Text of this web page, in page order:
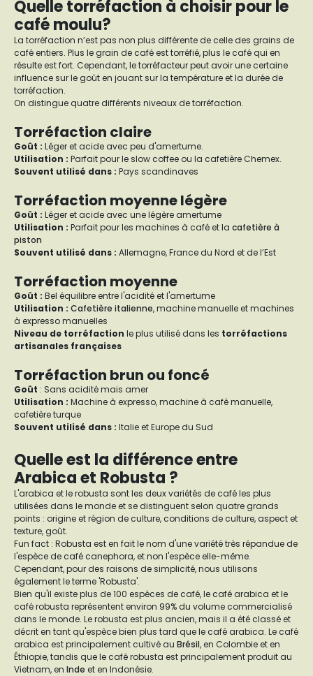
Quelle torréfaction à choisir pour le
café moulu?
La torréfaction n’est pas non plus différente de celle des grains de
café entiers. Plus le grain de café est torréfié, plus le café qui en
résulte est fort. Cependant, le torréfacteur peut avoir une certaine
influence sur le goût en jouant sur la température et la durée de
torréfaction.
On distingue quatre différents niveaux de torréfaction.
Torréfaction claire
Goût : Léger et acide avec peu d'amertume.
Utilisation : Parfait pour le slow coffee ou la cafetière Chemex.
Souvent utilisé dans : Pays scandinaves
Torréfaction moyenne légère
Goût : Léger et acide avec une légère amertume
Utilisation : Parfait pour les machines à café et la cafetière à
piston
Souvent utilisé dans : Allemagne, France du Nord et de l’Est
Torréfaction moyenne
Goût : Bel équilibre entre l'acidité et l'amertume
Utilisation : Cafetière italienne, machine manuelle et machines
à expresso manuelles
Niveau de torréfaction le plus utilisé dans les torréfactions
artisanales françaises
Torréfaction brun ou foncé
Goût : Sans acidité mais amer
Utilisation : Machine à expresso, machine à café manuelle,
cafetière turque
Souvent utilisé dans : Italie et Europe du Sud
Quelle est la différence entre
Arabica et Robusta ?
L'arabica et le robusta sont les deux variétés de café les plus
utilisées dans le monde et se distinguent selon quatre grands
points : origine et région de culture, conditions de culture, aspect et
texture, goût.
Fun fact : Robusta est en fait le nom d'une variété très répandue de
l'espèce de café canephora, et non l'espèce elle-même.
Cependant, pour des raisons de simplicité, nous utilisons
également le terme 'Robusta'.
Bien qu'il existe plus de 100 espèces de café, le café arabica et le
café robusta représentent environ 99% du volume commercialisé
dans le monde. Le robusta est plus ancien, mais il a été classé et
décrit en tant qu'espèce bien plus tard que le café arabica. Le café
arabica est principalement cultivé au Brésil, en Colombie et en
Éthiopie, tandis que le café robusta est principalement produit au
Vietnam, en Inde et en Indonésie.